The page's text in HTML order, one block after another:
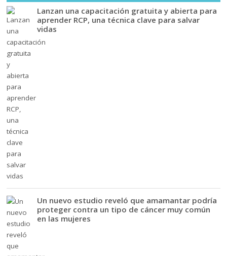
Lanzan una capacitación gratuita y abierta para
aprender RCP, una técnica clave para salvar
vidas
Un nuevo estudio reveló que amamantar podría
proteger contra un tipo de cáncer muy común
en las mujeres